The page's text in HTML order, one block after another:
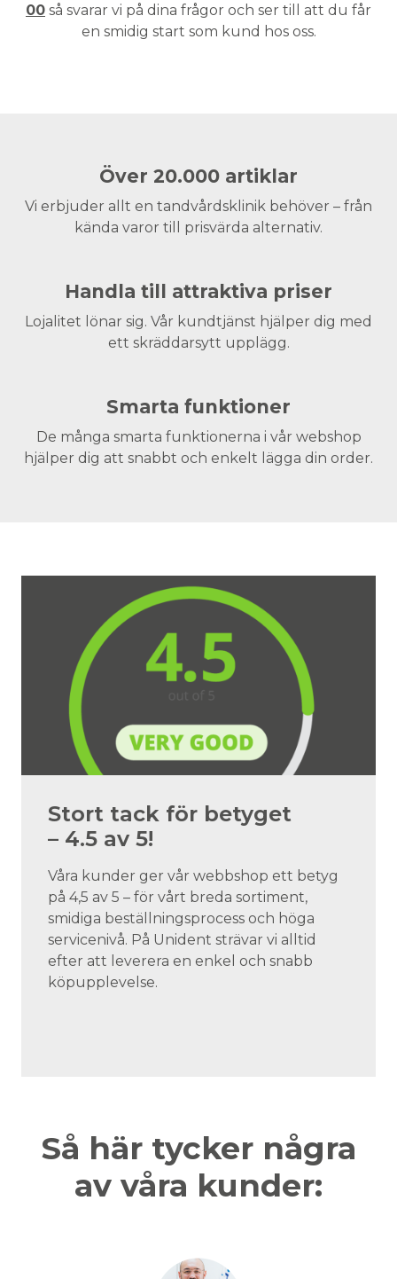
00 så svarar vi på dina frågor och ser till att du får
en smidig start som kund hos oss.
Över 20.000 artiklar
Vi erbjuder allt en tandvårdsklinik behöver – från
kända varor till prisvärda alternativ.
Handla till attraktiva priser
Lojalitet lönar sig. Vår kundtjänst hjälper dig med
ett skräddarsytt upplägg.
Smarta funktioner
De många smarta funktionerna i vår webshop
hjälper dig att snabbt och enkelt lägga din order.
Stort tack för betyget
– 4.5 av 5!
Våra kunder ger vår webbshop ett betyg
på 4,5 av 5 – för vårt breda sortiment,
smidiga beställningsprocess och höga
servicenivå. På Unident strävar vi alltid
efter att leverera en enkel och snabb
köpupplevelse.
Så här tycker några
av våra kunder: